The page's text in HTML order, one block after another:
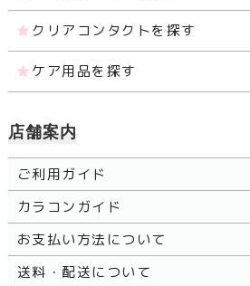
クリアコンタクトを探す
ケア用品を探す
店舗案内
ご利用ガイド
カラコンガイド
お支払い方法について
送料・配送について